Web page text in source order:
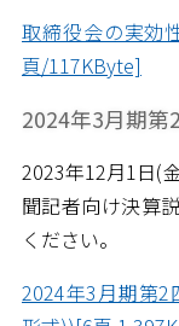
取締役会の実効
頁/117KByte]
2024年3月期第
2023年12月1日(
聞記者向け決算
ください。
2024年3月期第2